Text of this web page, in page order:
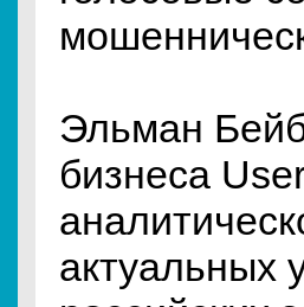
Эльман
бизнеса
актуальных